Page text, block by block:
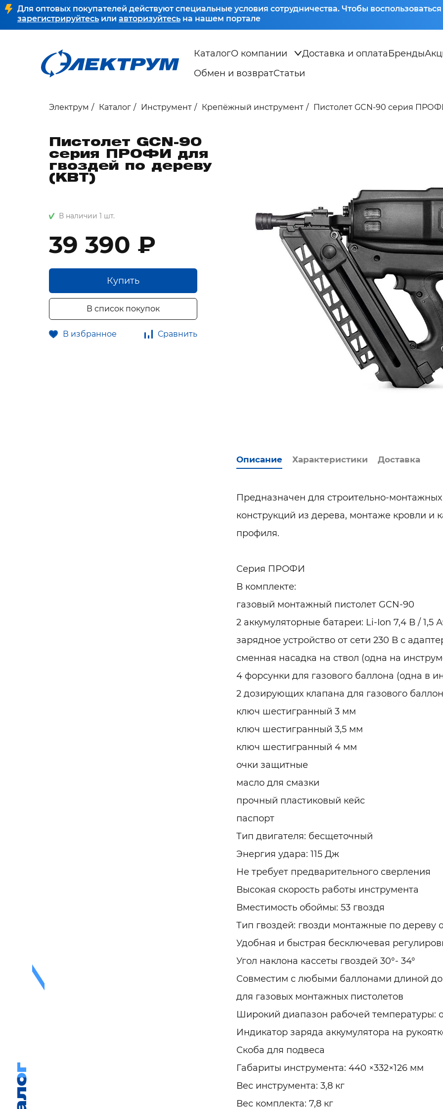
Для оптовых покупателей действуют специальные условия сотрудничества. Чтобы
зарегистрируйтесь или авторизуйтесь на нашем портале
КаталогО компании Доставка и оплатаБренды
Обмен и возвратСтатьи
Электрум Каталог Инструмент Крепёжный инструмент Пистолет GCN-90 серия
Пистолет GCN-90
серия ПРОФИ для
гвоздей по дереву
(КВТ)
В наличии 1 шт.
39 390 ₽
Купить
В список покупок
В избранное Сравнить
Описание Характеристики Доставка
Предназначен для строительно-
конструкций из дерева, монтаже кровли и
профиля.
Серия ПРОФИ
В комплекте:
газовый монтажный пистолет GCN-90
2 аккумуляторные батареи: Li-Ion 7,4 В / 1,5
зарядное устройство от сети 230 В с
сменная насадка на ствол (одна на
4 форсунки для газового баллона (одна в
2 дозирующих клапана для газового
ключ шестигранный 3 мм
ключ шестигранный 3,5 мм
ключ шестигранный 4 мм
очки защитные
масло для смазки
прочный пластиковый кейс
паспорт
Тип двигателя: бесщеточный
Энергия удара: 115 Дж
Не требует предварительного сверления
Высокая скорость работы инструмента
Вместимость обоймы: 53 гвоздя
Тип гвоздей: гвозди монтажные по дереву
Удобная и быстрая бесключевая
Угол наклона кассеты гвоздей 30°- 34°
Совместим с любыми баллонами длиной
для газовых монтажных пистолетов
Широкий диапазон рабочей температуры:
Индикатор заряда аккумулятора на
Скоба для подвеса
Габариты инструмента: 440 ×332×126 мм
Вес инструмента: 3,8 кг
Вес комплекта: 7,8 кг